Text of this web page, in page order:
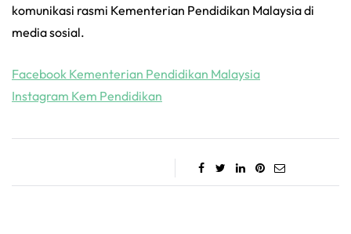
komunikasi rasmi Kementerian Pendidikan Malaysia di
media sosial.
Facebook Kementerian Pendidikan Malaysia
Instagram Kem Pendidikan